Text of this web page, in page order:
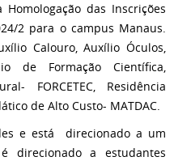
das Inscrições
2 para o campus Manaus.
Calouro, Auxílio Óculos,
de Formação Científica,
FORCETEC, Residência
de Alto Custo- MATDAC.
e está direcionado a um
direcionado a estudantes